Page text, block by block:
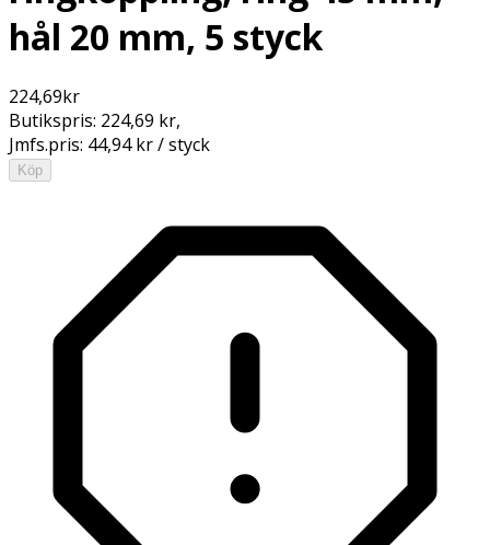
hål 20 mm, 5 styck
224,69kr
Butikspris: 224,69 kr,
Jmfs.pris: 44,94 kr / styck
Köp